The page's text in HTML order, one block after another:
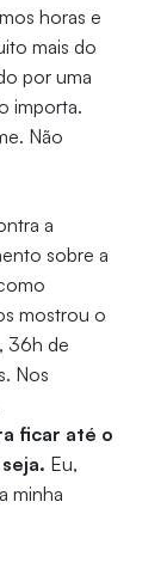
horas e
mais do
por uma
importa.
Não
a
sobre a
mostrou o
36h de
Nos
ficar até o
Eu,
minha